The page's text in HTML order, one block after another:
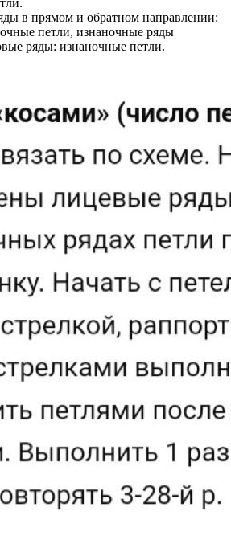
в прямом и обратном направлении:
петли, изнаночные ряды
ряды: изнаночные петли.